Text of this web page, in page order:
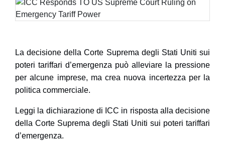
La decisione della Corte Suprema degli Stati Uniti sui
poteri tariffari d’emergenza può alleviare la pressione
per alcune imprese, ma crea nuova incertezza per la
politica commerciale.
Leggi la dichiarazione di ICC in risposta alla decisione
della Corte Suprema degli Stati Uniti sui poteri tariffari
d’emergenza.